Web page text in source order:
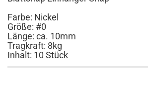
Farbe: Nickel
Größe: #0
Länge: ca. 10mm
Tragkraft: 8kg
Inhalt: 10 Stück